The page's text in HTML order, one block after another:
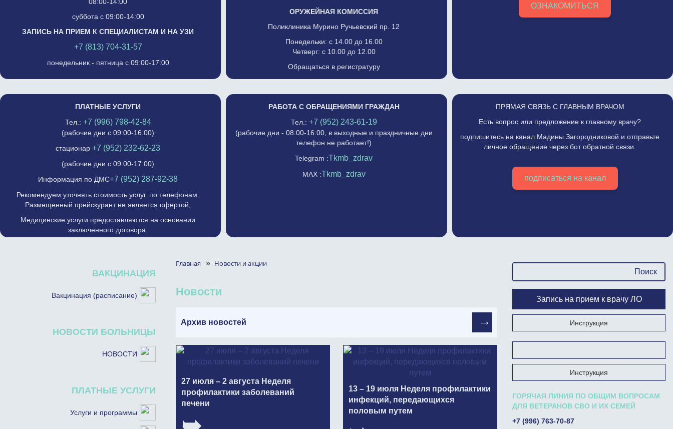
суббота с 09:00-14:00
ЗАПИСЬ НА ПРИЕМ К СПЕЦИАЛИСТАМ И НА УЗИ
+7 (813) 704-31-57
понедельник - пятница с 09:00-17:00
ОРУЖЕЙНАЯ КОМИССИЯ
Поликлиника Мурино Ручьевский пр. 12
Понедельки: с 14.00 до 16.00
Четверг: с 10.00 до 12.00
Обращаться в регистратуру
ОЗНАКОМИТЬСЯ
ПЛАТНЫЕ УСЛУГИ
Тел.: +7 (996) 798-42-84
(рабочие дни с 09:00-16:00)
стационар+7 (952) 232-62-23
(рабочие дни с 09:00-17:00)
Информация по ДМС+7 (952) 287-92-38
Рекомендуем уточнять стоимость услуг. по телефонам.
Размещенный прейскурант не является офертой,
Медицинские услуги предоставляются на основании
заключенного договора.
РАБОТА С ОБРАЩЕНИЯМИ ГРАЖДАН
Тел.: +7 (952) 243-61-19
(рабочие дни - 08:00-16:00, в выходные и праздничные дни
телефон не работает!)
Telegram :Tkmb_zdrav
MAX :Tkmb_zdrav
ПРЯМАЯ СВЯЗЬ С ГЛАВНЫМ ВРАЧОМ
Есть вопрос или предложение к главному врачу?
подпишитесь на канал Мадины Загородниковой и отправьте
личное обращение через бот обратной связи.
подписаться на канал
ВАКЦИНАЦИЯ
Вакцинация (расписание)
НОВОСТИ БОЛЬНИЦЫ
НОВОСТИ
ПЛАТНЫЕ УСЛУГИ
Услуги и программы
Главная » Новости и акции
Новости
Архив новостей
27 июля – 2 августа Неделя
профилактики заболеваний
печени
13 – 19 июля Неделя профилактики
инфекций, передающихся
половым путем
Запись на прием к врачу ЛО
Инструкция
Инструкция
ГОРЯЧАЯ ЛИНИЯ ПО ОБЩИМ ВОПРОСАМ
ДЛЯ ВЕТЕРАНОВ СВО И ИХ СЕМЕЙ
+7 (996) 763-70-87